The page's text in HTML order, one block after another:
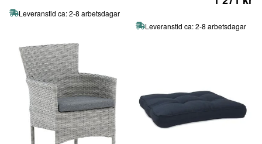
Leveranstid ca: 2-8 arbetsdagar
Leveranstid ca: 2-8 arbetsdagar